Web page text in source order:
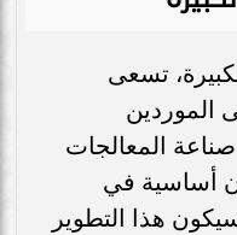
تسعى
الموردين
المعالجات
أساسية في
هذا التطوير